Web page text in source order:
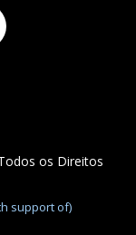
os Direitos
support of)